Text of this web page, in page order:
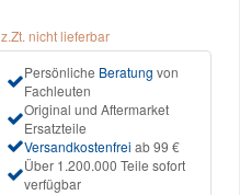
z.Zt. nicht lieferbar
Persönliche Beratung von
Fachleuten
Original und Aftermarket
Ersatzteile
Versandkostenfrei ab 99 €
Über 1.200.000 Teile sofort
verfügbar